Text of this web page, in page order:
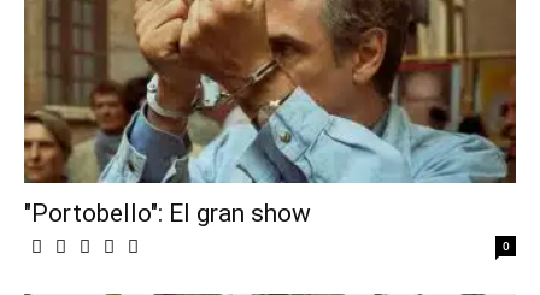
"Portobello": El gran show
0